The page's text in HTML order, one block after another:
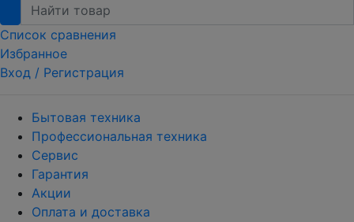
Список сравнения
Избранное
Вход / Регистрация
Бытовая техника
Профессиональная техника
Сервис
Гарантия
Акции
Оплата и доставка